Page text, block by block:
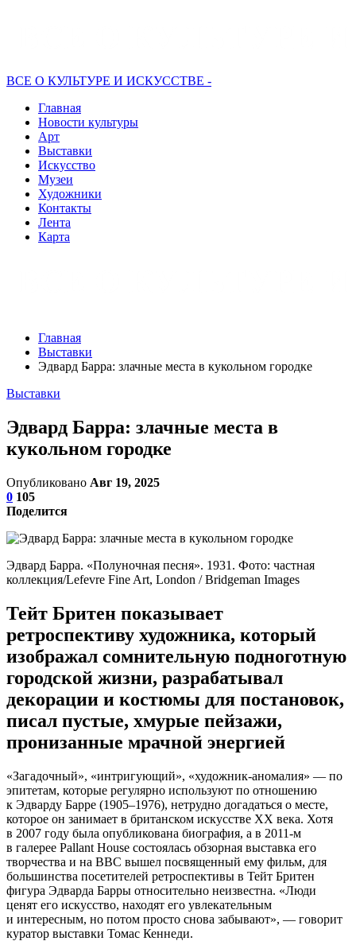
ВСЕ О КУЛЬТУРЕ И ИСКУССТВЕ -
Главная
Новости культуры
Арт
Выставки
Искусство
Музеи
Художники
Контакты
Лента
Карта
Главная
Выставки
Эдвард Барра: злачные места в кукольном городке
Выставки
Эдвард Барра: злачные места в
кукольном городке
Опубликовано Авг 19, 2025
0 105
Поделится
Эдвард Барра. «Полуночная песня». 1931. Фото: частная
коллекция/Lefevre Fine Art, London / Bridgeman Images
Тейт Бритен показывает
ретроспективу художника, который
изображал сомнительную подноготную
городской жизни, разрабатывал
декорации и костюмы для постановок,
писал пустые, хмурые пейзажи,
пронизанные мрачной энергией
«Загадочный», «интригующий», «художник-аномалия» — по
эпитетам, которые регулярно используют по отношению
к Эдварду Барре (1905–1976), нетрудно догадаться о месте,
которое он занимает в британском искусстве ХХ века. Хотя
в 2007 году была опубликована биография, а в 2011-м
в галерее Pallant House состоялась обзорная выставка его
творчества и на BBC вышел посвященный ему фильм, для
большинства посетителей ретроспективы в Тейт Бритен
фигура Эдварда Барры относительно неизвестна. «Люди
ценят его искусство, находят его увлекательным
и интересным, но потом просто снова забывают», — говорит
куратор выставки Томас Кеннеди.